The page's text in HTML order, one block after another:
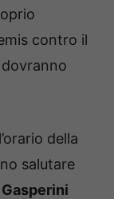
contro il
della
salutare
Gasperini